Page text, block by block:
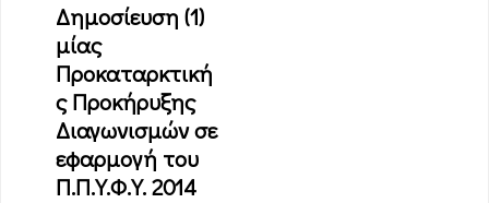
Δημοσίευση (1)
μίας
Προκαταρκτική
ς Προκήρυξης
Διαγωνισμών σε
εφαρμογή του
Π.Π.Υ.Φ.Υ. 2014